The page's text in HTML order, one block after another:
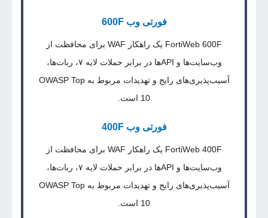
فورتی وب 600F
FortiWeb 600F یک راهکار WAF برای محافظت از
وب‌سایت‌ها و APIها در برابر حملات لایه ۷، ربات‌ها،
آسیب‌پذیری‌های رایج و تهدیدات مربوط به OWASP Top
10 است.
فورتی وب 400F
FortiWeb 400F یک راهکار WAF برای محافظت از
وب‌سایت‌ها و APIها در برابر حملات لایه ۷، ربات‌ها،
آسیب‌پذیری‌های رایج و تهدیدات مربوط به OWASP Top
10 است.